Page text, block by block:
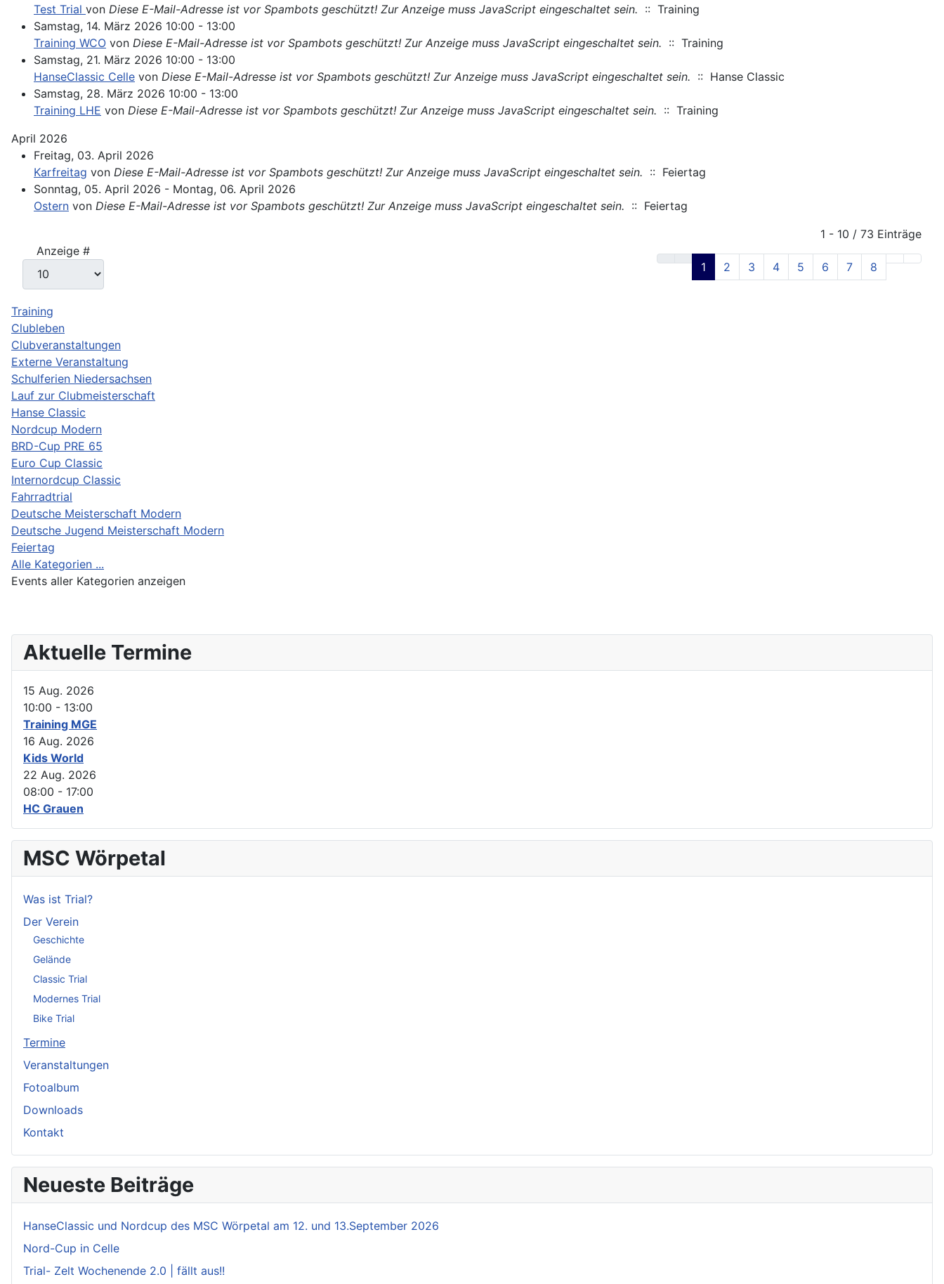
Test Trial von Diese E-Mail-Adresse ist vor Spambots geschützt! Zur Anzeige muss JavaScript eingeschaltet sein. :: Training
Samstag, 14. März 2026 10:00 - 13:00
Training WCO von Diese E-Mail-Adresse ist vor Spambots geschützt! Zur Anzeige muss JavaScript eingeschaltet sein. :: Training
Samstag, 21. März 2026 10:00 - 13:00
HanseClassic Celle von Diese E-Mail-Adresse ist vor Spambots geschützt! Zur Anzeige muss JavaScript eingeschaltet sein. :: Hanse Classic
Samstag, 28. März 2026 10:00 - 13:00
Training LHE von Diese E-Mail-Adresse ist vor Spambots geschützt! Zur Anzeige muss JavaScript eingeschaltet sein. :: Training
April 2026
Freitag, 03. April 2026
Karfreitag von Diese E-Mail-Adresse ist vor Spambots geschützt! Zur Anzeige muss JavaScript eingeschaltet sein. :: Feiertag
Sonntag, 05. April 2026 - Montag, 06. April 2026
Ostern von Diese E-Mail-Adresse ist vor Spambots geschützt! Zur Anzeige muss JavaScript eingeschaltet sein. :: Feiertag
1 - 10 / 73 Einträge
Anzeige #
1
2 3 4 5 6 7 8
Training
Clubleben
Clubveranstaltungen
Externe Veranstaltung
Schulferien Niedersachsen
Lauf zur Clubmeisterschaft
Hanse Classic
Nordcup Modern
BRD-Cup PRE 65
Euro Cup Classic
Internordcup Classic
Fahrradtrial
Deutsche Meisterschaft Modern
Deutsche Jugend Meisterschaft Modern
Feiertag
Alle Kategorien ...
Events aller Kategorien anzeigen
Aktuelle Termine
15 Aug. 2026
10:00 - 13:00
Training MGE
16 Aug. 2026
Kids World
22 Aug. 2026
08:00 - 17:00
HC Grauen
MSC Wörpetal
Was ist Trial?
Der Verein
Geschichte
Gelände
Classic Trial
Modernes Trial
Bike Trial
Termine
Veranstaltungen
Fotoalbum
Downloads
Kontakt
Neueste Beiträge
HanseClassic und Nordcup des MSC Wörpetal am 12. und 13.September 2026
Nord-Cup in Celle
Trial- Zelt Wochenende 2.0 | fällt aus!!